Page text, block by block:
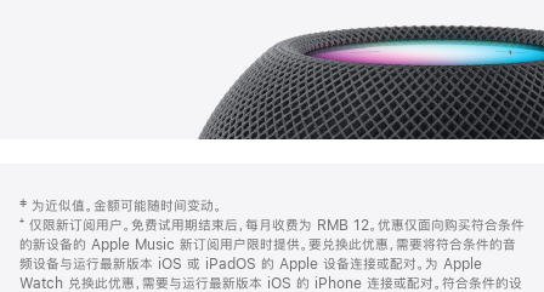
页
页
脚
注
‡ 为近似值。金额可能随时间变动。
⁺ 仅限新订阅用户。免费试用期结束后，每月收费为 RMB 12。优惠仅面向购买符合条件
的新设备的 Apple Music 新订阅用户限时提供。要兑换此优惠，需要将符合条件的音
频设备与运行最新版本 iOS 或 iPadOS 的 Apple 设备连接或配对。为 Apple
Watch 兑换此优惠，需要与运行最新版本 iOS 的 iPhone 连接或配对。符合条件的设